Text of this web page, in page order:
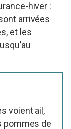
hiver :
arrivées
et les
voient ail,
pommes de